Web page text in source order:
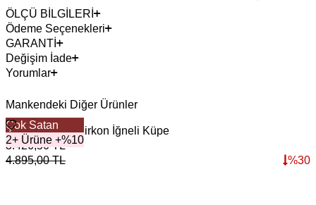
ÖLÇÜ BİLGİLERİ
Ödeme Seçenekleri
GARANTİ
Değişim İade
Yorumlar
Mankendeki Diğer Ürünler
Çok Satan
2+ Ürüne +%10
Shimmer Link Zirkon İğneli Küpe
3.426,50TL
4.895,00TL %30